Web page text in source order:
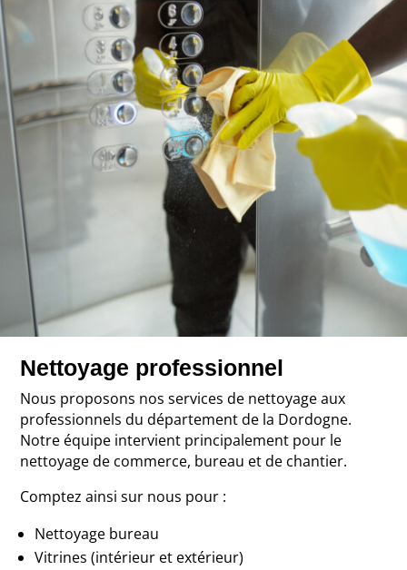
Nettoyage professionnel
Nous proposons nos services de nettoyage aux
professionnels du département de la Dordogne.
Notre équipe intervient principalement pour le
nettoyage de commerce, bureau et de chantier.
Comptez ainsi sur nous pour :
Nettoyage bureau
Vitrines (intérieur et extérieur)